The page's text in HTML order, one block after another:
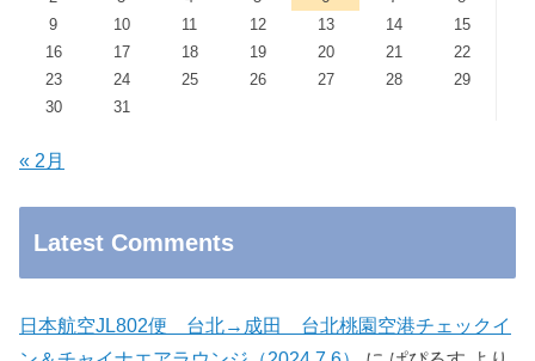
9
10 11 12 13 14
15
16
17 18 19 20 21
22
23
24 25 26 27 28
29
30
31
« 2月
Latest Comments
日本航空JL802便 台北→成田 台北桃園空港チェックイ